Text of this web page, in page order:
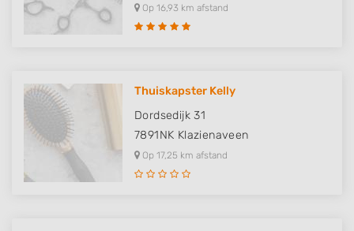
Op 16,93 km afstand
Thuiskapster Kelly
Dordsedijk 31
7891NK Klazienaveen
Op 17,25 km afstand